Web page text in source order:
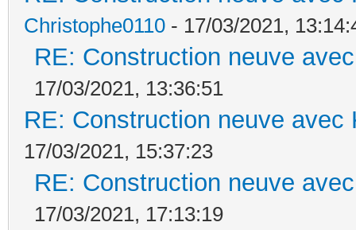
Christophe0110 - 17/03/2021,
RE: Construction neuve
17/03/2021, 13:36:51
RE: Construction neuve avec
17/03/2021, 15:37:23
RE: Construction neuve
17/03/2021, 17:13:19